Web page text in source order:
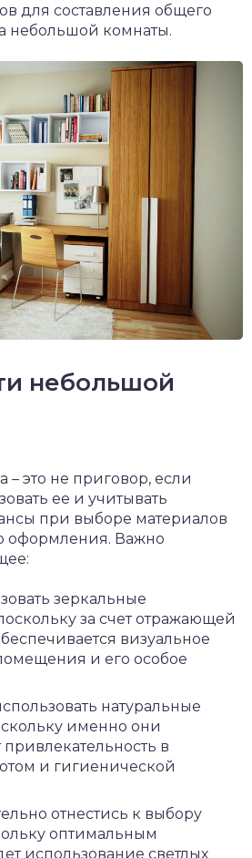
для составления общего
небольшой комнаты.
небольшой
– это не приговор, если
ее и учитывать
при выборе материалов
оформления. Важно
зеркальные
за счет отражающей
визуальное
и его особое
натуральные
именно они
в
и гигиенической
отнестись к выбору
оптимальным
использование светлых